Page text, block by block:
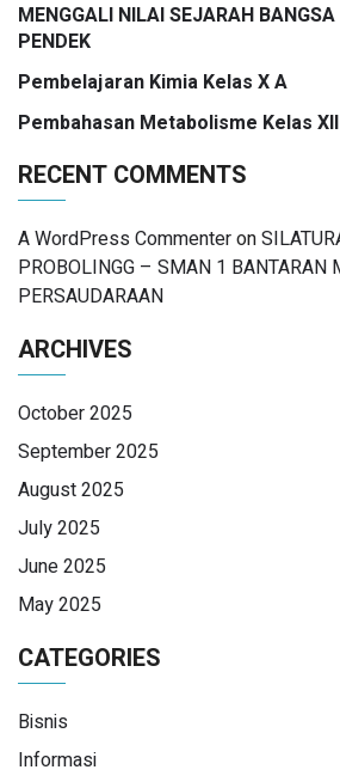
MENGGALI NILAI SEJARAH
PENDEK
Pembelajaran Kimia Kelas X A
Pembahasan Metabolisme Kelas
RECENT COMMENTS
A WordPress Commenteron
PROBOLINGG – SMAN 1 BANTARAN
PERSAUDARAAN
ARCHIVES
October 2025
September 2025
August 2025
July 2025
June 2025
May 2025
CATEGORIES
Bisnis
Informasi